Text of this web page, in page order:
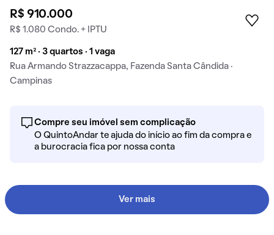
R$ 910.000
R$ 1.080 Condo. + IPTU
127 m² · 3 quartos · 1 vaga
Rua Armando Strazzacappa, Fazenda Santa Cândida ·
Campinas
Compre seu imóvel sem complicação
O QuintoAndar te ajuda do início ao fim da compra e
a burocracia fica por nossa conta
Ver mais